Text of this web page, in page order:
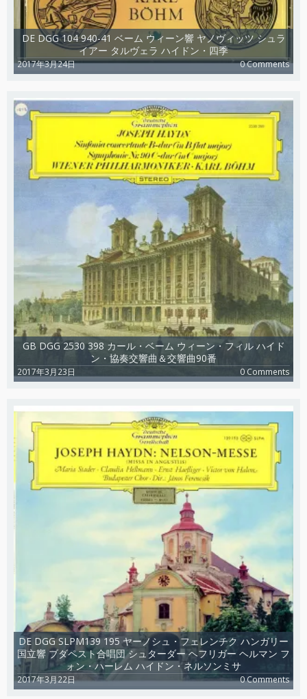
DE DGG 104 940-41 ベーム ウィーン響 ヤノヴィッツ シュラ
イアー タルヴェラ ハイドン・四季
2017年3月24日 0 Comments
GB DGG 2530 398 カール・ベーム ウィーン・フィル ハイド
ン・協奏交響曲＆交響曲90番
2017年3月23日 0 Comments
DE DGG SLPM139 195 ヤーノシュ・フェレンチク ハンガリー
国立響 ブダペスト合唱団 シュターダー ヘフリガー ヘルマン フ
ォン・ハーレム ハイドン・ネルソンミサ
2017年3月22日 0 Comments